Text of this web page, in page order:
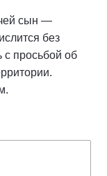
сын —
без
с просьбой об